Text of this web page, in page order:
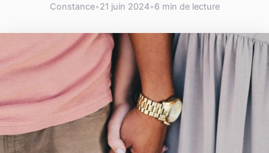
Constance•21 juin 2024•6 min de lecture